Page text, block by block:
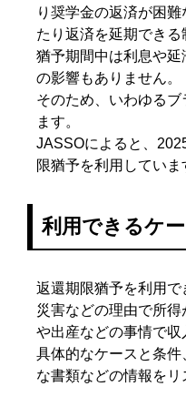
り奨学金の返済が困
たり返済を延期できる
猶予期間中は利息や
の影響もありません。
そのため、いわゆる
ます。
JASSOによると、
限猶予を利用していま
利用できるケ
返還期限猶予を利用で
災害などの理由で所
や出産などの事情で収
具体的なケースと条
な書類などの情報をリ